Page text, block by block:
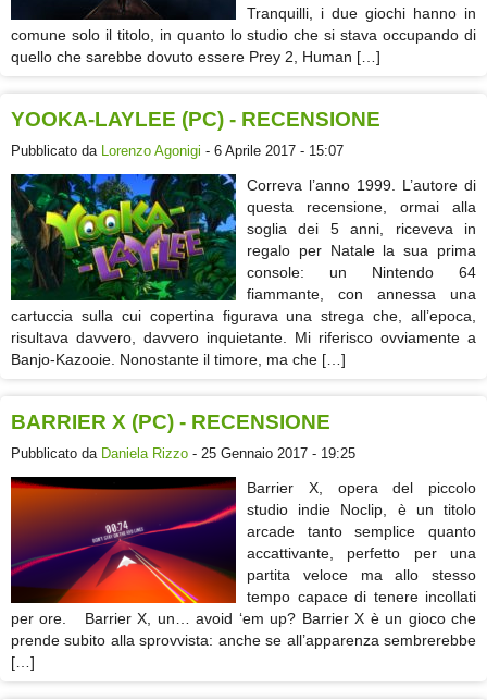
Tranquilli, i due giochi hanno in
comune solo il titolo, in quanto lo studio che si stava occupando di
quello che sarebbe dovuto essere Prey 2, Human […]
YOOKA-LAYLEE (PC) - RECENSIONE
Pubblicato da Lorenzo Agonigi - 6 Aprile 2017 - 15:07
Correva l’anno 1999. L’autore di
questa recensione, ormai alla
soglia dei 5 anni, riceveva in
regalo per Natale la sua prima
console: un Nintendo 64
fiammante, con annessa una
cartuccia sulla cui copertina figurava una strega che, all’epoca,
risultava davvero, davvero inquietante. Mi riferisco ovviamente a
Banjo-Kazooie. Nonostante il timore, ma che […]
BARRIER X (PC) - RECENSIONE
Pubblicato da Daniela Rizzo - 25 Gennaio 2017 - 19:25
Barrier X, opera del piccolo
studio indie Noclip, è un titolo
arcade tanto semplice quanto
accattivante, perfetto per una
partita veloce ma allo stesso
tempo capace di tenere incollati
per ore. Barrier X, un… avoid ‘em up? Barrier X è un gioco che
prende subito alla sprovvista: anche se all’apparenza sembrerebbe
[…]